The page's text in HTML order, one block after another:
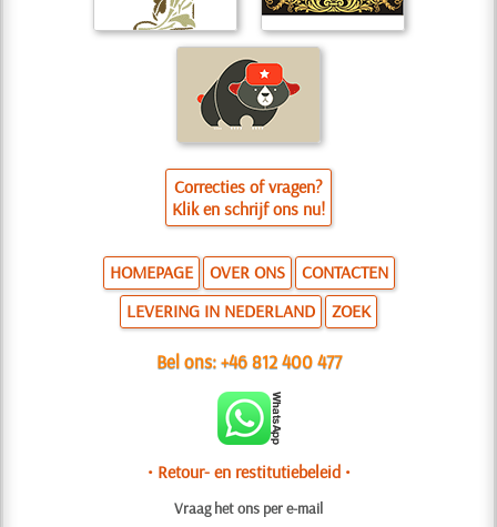
Correcties of vragen?
Klik en schrijf ons nu!
HOMEPAGE OVER ONS
CONTACTEN
LEVERING IN NEDERLAND
ZOEK
Bel ons:+46 812 400 477
• Retour- en restitutiebeleid •
Vraag het ons per e-mail